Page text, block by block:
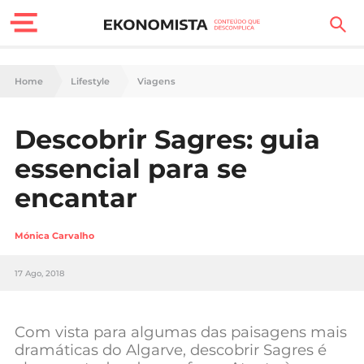
Finanças Pessoais
Carreira
Casa
Lifestyle
Sociedade
Negócios
Home Lifestyle Viagens
Descobrir Sagres: guia
essencial para se
encantar
Mónica Carvalho
17 Ago, 2018
Com vista para algumas das paisagens mais
dramáticas do Algarve, descobrir Sagres é